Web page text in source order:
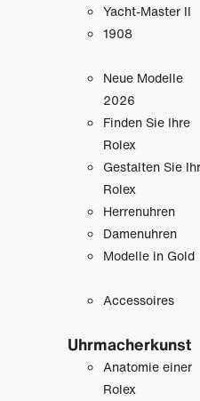
Yacht-Master II
1908
Neue Modelle
2026
Finden Sie Ihre
Rolex
Gestalten Sie
Rolex
Herrenuhren
Damenuhren
Modelle in Gold
Accessoires
Uhrmacher­kunst
Anatomie einer
Rolex